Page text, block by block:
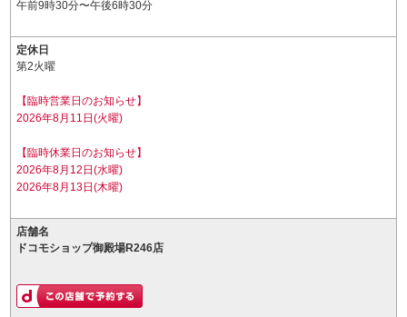
午前9時30分〜午後6時30分
定休日
第2火曜
【臨時営業日のお知らせ】
2026年8月11日(火曜)
【臨時休業日のお知らせ】
2026年8月12日(水曜)
2026年8月13日(木曜)
店舗名
ドコモショップ御殿場R246店